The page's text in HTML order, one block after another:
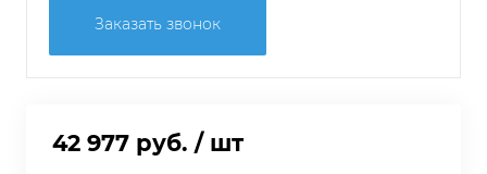
Заказать звонок
42 977 руб. / шт